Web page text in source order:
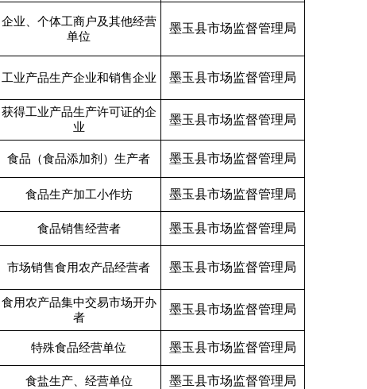
企业、个体工商户及其他经营
单位
墨玉县市场监督管理局
工业产品生产企业和销售企业 墨玉县市场监督管理局
获得工业产品生产许可证的企
业
墨玉县市场监督管理局
食品（食品添加剂）生产者 墨玉县市场监督管理局
食品生产加工小作坊 墨玉县市场监督管理局
食品销售经营者 墨玉县市场监督管理局
市场销售食用农产品经营者 墨玉县市场监督管理局
食用农产品集中交易市场开办
者
墨玉县市场监督管理局
特殊食品经营单位 墨玉县市场监督管理局
食盐生产、经营单位 墨玉县市场监督管理局